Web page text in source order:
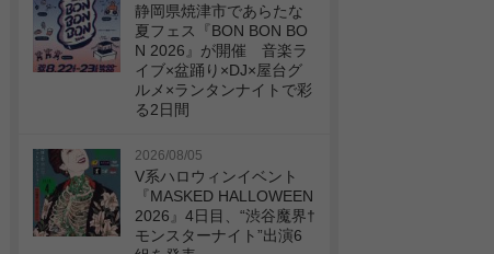
静岡県焼津市であらたな
夏フェス『BON BON BO
N 2026』が開催 音楽ラ
イブ×盆踊り×DJ×屋台グ
ルメ×ランタンナイトで彩
る2日間
2026/08/05
V系ハロウィンイベント
『MASKED HALLOWEEN
2026』4日目、“渋谷魔界†
モンスターナイト”出演6